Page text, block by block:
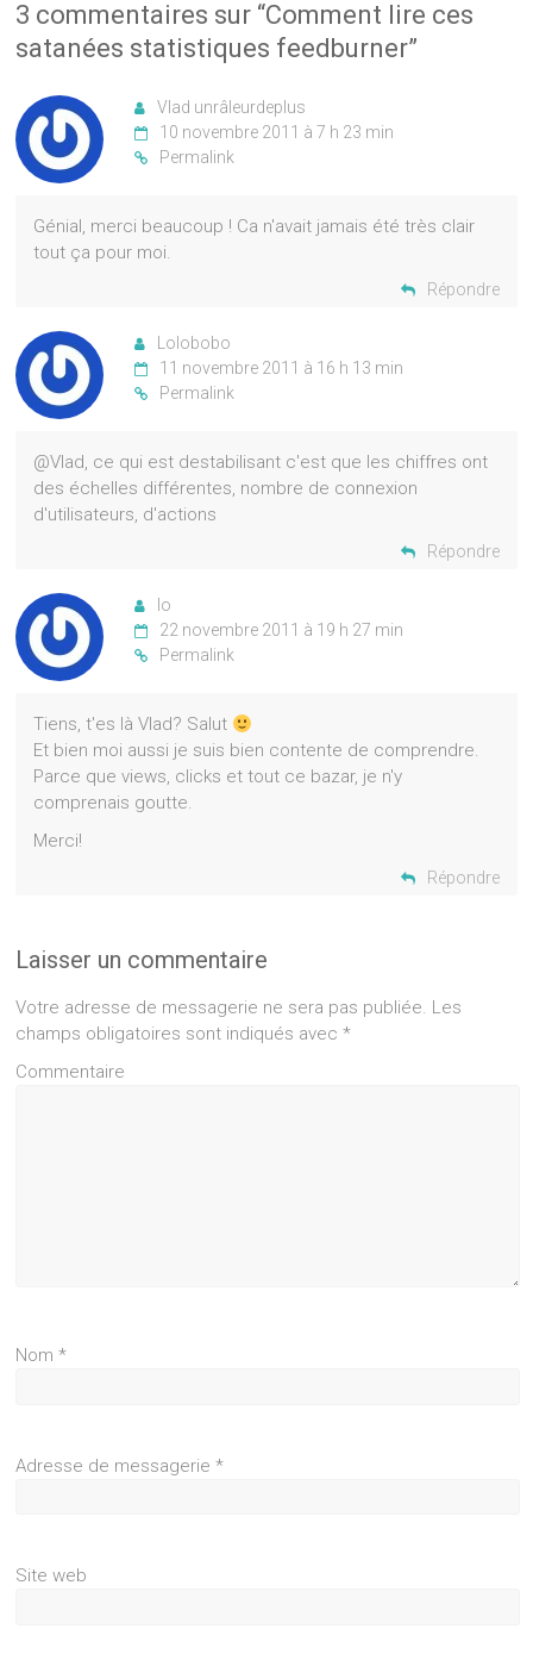
3 commentaires sur “Comment lire ces
satanées statistiques feedburner”
Vlad unrâleurdeplus
10 novembre 2011 à 7 h 23 min
Permalink
Génial, merci beaucoup ! Ca n'avait jamais été très clair
tout ça pour moi.
Répondre
Lolobobo
11 novembre 2011 à 16 h 13 min
Permalink
@Vlad, ce qui est destabilisant c'est que les chiffres ont
des échelles différentes, nombre de connexion
d'utilisateurs, d'actions
Répondre
Io
22 novembre 2011 à 19 h 27 min
Permalink
Tiens, t'es là Vlad? Salut
Et bien moi aussi je suis bien contente de comprendre.
Parce que views, clicks et tout ce bazar, je n'y
comprenais goutte.
Merci!
Répondre
Laisser un commentaire
Votre adresse de messagerie ne sera pas publiée. Les
champs obligatoires sont indiqués avec*
Commentaire
Nom*
Adresse de messagerie*
Site web